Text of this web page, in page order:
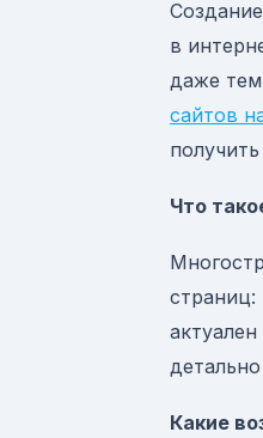
в
даже
сайтов
Что
страниц:
Какие